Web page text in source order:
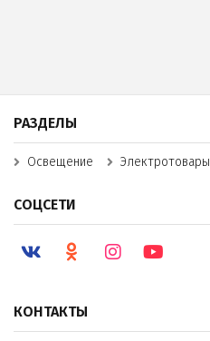
КОНТАКТЫ
РАЗДЕЛЫ
Освещение Электротовары
СОЦСЕТИ